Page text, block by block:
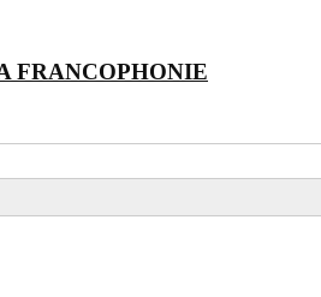
FRANCOPHONIE